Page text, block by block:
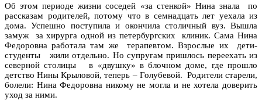
Об этом периоде жизни соседей «за стенкой» Нина знала по
рассказам родителей, потому что в семнадцать лет уехала из
дома. Успешно поступила и окончила столичный вуз. Вышла
замуж за хирурга одной из петербургских клиник. Сама Нина
Федоровна работала там же терапевтом. Взрослые их дети-
студенты жили отдельно. Но супругам пришлось переехать из
северной столицы в «двушку» в блочном доме, где прошло
детство Нины Крыловой, теперь – Голубевой. Родители старели,
болели: Нина Федоровна никому не могла и не хотела доверить
уход за ними.